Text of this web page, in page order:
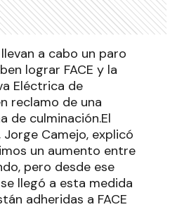
a cabo un paro
lograr FACE y la
Eléctrica de
reclamo de una
de culminación.El
Camejo, explicó
un aumento entre
pero desde ese
llegó a esta medida
adheridas a FACE